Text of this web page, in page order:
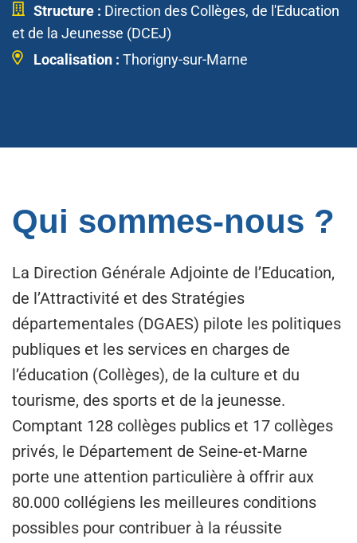
Structure : Direction des Collèges, de l'Education
et de la Jeunesse (DCEJ)
Localisation : Thorigny-sur-Marne
Qui sommes-nous ?
La Direction Générale Adjointe de l’Education,
de l’Attractivité et des Stratégies
départementales (DGAES) pilote les politiques
publiques et les services en charges de
l’éducation (Collèges), de la culture et du
tourisme, des sports et de la jeunesse.
Comptant 128 collèges publics et 17 collèges
privés, le Département de Seine-et-Marne
porte une attention particulière à offrir aux
80.000 collégiens les meilleures conditions
possibles pour contribuer à la réussite